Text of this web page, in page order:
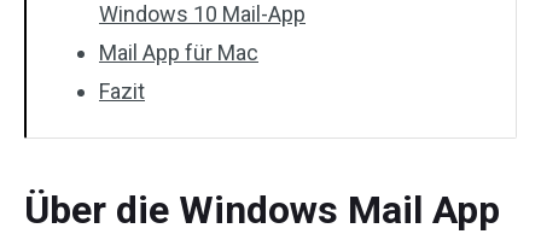
Windows 10 Mail-App
Mail App für Mac
Fazit
Über die Windows Mail App